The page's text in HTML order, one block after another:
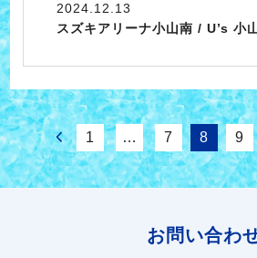
2024.12.13
スズキアリーナ小山南 / U’s 小
1 … 7 8 9
お問い合わ